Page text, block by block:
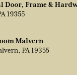
Door, Frame &
19355
Malvern
PA 19355